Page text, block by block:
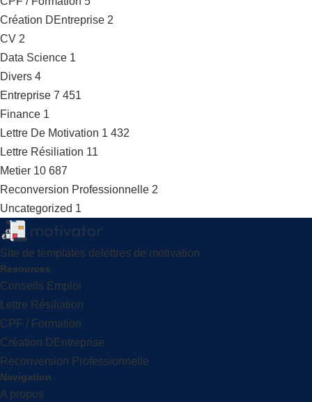
Création DEntreprise 2
CV 2
Data Science 1
Divers 4
Entreprise 7 451
Finance 1
Lettre De Motivation 1 432
Lettre Résiliation 11
Metier 10 687
Reconversion Professionnelle 2
Uncategorized 1
Site de templates delettres de motivation
Resources
Conseils Emploi
Lettre Résiliation
CPF / Formation
Création DEntreprise
Reconversion Professionnelle
Navigation
A propos